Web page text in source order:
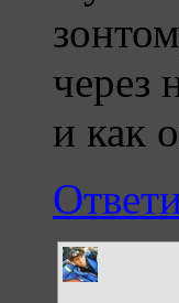
через
и как